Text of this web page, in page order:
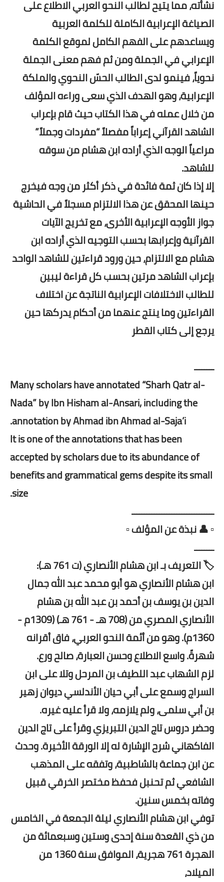
نشأته، مما يتيح لطالب النحو العربي الاطلاع على
الصياغة الإعرابية الكاملة للكلمة العربية
ويساعدهم على الفهم الكامل لموقع الكلمة
الإعرابي في الجملة ومن ثم فهم معنى الجملة
نحوياً، فينمو لدى الطالب الحسّ النحوي والملكة
الإعرابية، وهو الهدف الذي سعى وراءه المؤلف
من خلال عمله في هذا الكتاب حيث قام بإعراب
الشاهد القرآني إعراباً مفصلاً “مفردات وجملاً”
مراعياً الوجه الذي أراده ابن هشام من سوقه
للشاهد.
إلا إذا كان ثمة فائدة في ذكر أكثر من وجه فيخرج
حينها المحقق عن هذا الالتزام مسجلاً في الحاشية
جواز الأوجه الإعرابية الأخرى، مع تخريج الآيات
القرآنية وإعرابها بحسب التوجيه الذي أراده ابن
هشام مع الالتزام، حين ورود قراءتين للشاهد الواحد
بإعراب الشاهد مرتين بحسب كل قراءة ليبين
للطالب الاختلافات الإعرابية الناتجة عن اختلاف
القراءتين وما ينتج عنهما من أحكام يدركها حين
يرجع إلى كتاب القطر
ــــــــ
Many scholars have annotated “Sharh Qatr al-
Nada” by Ibn Hisham al-Ansari, including the
annotation by Ahmad ibn Ahmad al-Saja’i.
It is one of the annotations that has been
accepted by scholars due to its abundance of
benefits and grammatical gems despite its small
size.
ـــــــــــــــــــــــــــــــــ
▫️ 👤 نبذة عن المؤلف ▫️
ــــــــ
🏷️ التعريف بـ ابن هشام الأنصاري (ت 761 هـ):
ابن هشام الأنصاري هو أبو محمد عبد الله جمال
الدين بن يوسف بن أحمد بن عبد الله بن هشام
الأنصاري المصري من (708 هـ - 761 هـ) (1309م -
1360م). وهو من أئمة النحو العربي، فاق أقرانه
شهرةً. واسع الاطلاع وحسن العبارة، صالح ورع.
لزم الشهاب عبد اللطيف بن المرحل وتلا على ابن
السراج وسمع على أبي حيان الأندلسي ديوان زهير
بن أبي سلمى، ولم يلازمه، ولا قرأ عليه غيره.
وحضر دروس تاج الدين التبريزي وقرأ على تاج الدين
الفاكهاني شرح الإشارة له إلا الورقة الأخيرة. وحدث
عن ابن جماعة بالشاطبية، وتفقه على المذهب
الشافعي ثم تحنبل فحفظ مختصر الخرقي قبيل
وفاته بخمس سنين.
توفي ابن هشام الأنصاري ليلة الجمعة في الخامس
من ذي القعدة سنة إحدى وستين وسبعمائة من
الهجرة 761 هجرية، الموافق سنة 1360 من
الميلاد،